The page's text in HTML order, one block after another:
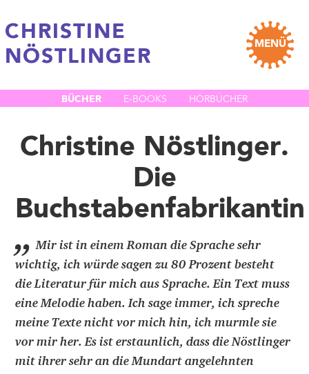
CHRISTINE
NÖSTLINGER
MENÜ
BÜCHER E-BOOKS HÖRBÜCHER
Christine Nöstlinger.
Die
Buchstabenfabrikantin
„ Mir ist in einem Roman die Sprache sehr
wichtig, ich würde sagen zu 80 Prozent besteht
die Literatur für mich aus Sprache. Ein Text muss
eine Melodie haben. Ich sage immer, ich spreche
meine Texte nicht vor mich hin, ich murmle sie
vor mir her. Es ist erstaunlich, dass die Nöstlinger
mit ihrer sehr an die Mundart angelehnten